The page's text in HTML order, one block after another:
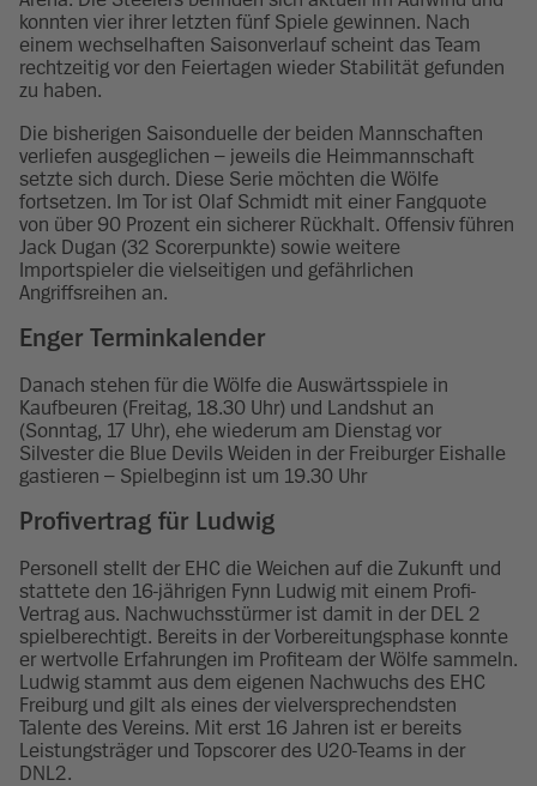
konnten vier ihrer letzten fünf Spiele gewinnen. Nach
einem wechselhaften Saisonverlauf scheint das Team
rechtzeitig vor den Feiertagen wieder Stabilität gefunden
zu haben.
Die bisherigen Saisonduelle der beiden Mannschaften
verliefen ausgeglichen – jeweils die Heimmannschaft
setzte sich durch. Diese Serie möchten die Wölfe
fortsetzen. Im Tor ist Olaf Schmidt mit einer Fangquote
von über 90 Prozent ein sicherer Rückhalt. Offensiv führen
Jack Dugan (32 Scorerpunkte) sowie weitere
Importspieler die vielseitigen und gefährlichen
Angriffsreihen an.
Enger Terminkalender
Danach stehen für die Wölfe die Auswärtsspiele in
Kaufbeuren (Freitag, 18.30 Uhr) und Landshut an
(Sonntag, 17 Uhr), ehe wiederum am Dienstag vor
Silvester die Blue Devils Weiden in der Freiburger Eishalle
gastieren – Spielbeginn ist um 19.30 Uhr
Profivertrag für Ludwig
Personell stellt der EHC die Weichen auf die Zukunft und
stattete den 16-jährigen Fynn Ludwig mit einem Profi-
Vertrag aus. Nachwuchsstürmer ist damit in der DEL 2
spielberechtigt. Bereits in der Vorbereitungsphase konnte
er wertvolle Erfahrungen im Profiteam der Wölfe sammeln.
Ludwig stammt aus dem eigenen Nachwuchs des EHC
Freiburg und gilt als eines der vielversprechendsten
Talente des Vereins. Mit erst 16 Jahren ist er bereits
Leistungsträger und Topscorer des U20-Teams in der
DNL2.